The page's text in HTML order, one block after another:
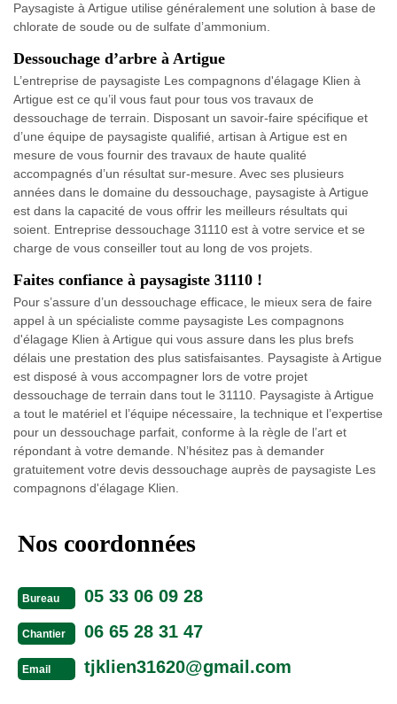
Paysagiste à Artigue utilise généralement une solution à base de
chlorate de soude ou de sulfate d’ammonium.
Dessouchage d’arbre à Artigue
L’entreprise de paysagiste Les compagnons d'élagage Klien à
Artigue est ce qu’il vous faut pour tous vos travaux de
dessouchage de terrain. Disposant un savoir-faire spécifique et
d’une équipe de paysagiste qualifié, artisan à Artigue est en
mesure de vous fournir des travaux de haute qualité
accompagnés d’un résultat sur-mesure. Avec ses plusieurs
années dans le domaine du dessouchage, paysagiste à Artigue
est dans la capacité de vous offrir les meilleurs résultats qui
soient. Entreprise dessouchage 31110 est à votre service et se
charge de vous conseiller tout au long de vos projets.
Faites confiance à paysagiste 31110 !
Pour s’assure d’un dessouchage efficace, le mieux sera de faire
appel à un spécialiste comme paysagiste Les compagnons
d'élagage Klien à Artigue qui vous assure dans les plus brefs
délais une prestation des plus satisfaisantes. Paysagiste à Artigue
est disposé à vous accompagner lors de votre projet
dessouchage de terrain dans tout le 31110. Paysagiste à Artigue
a tout le matériel et l’équipe nécessaire, la technique et l’expertise
pour un dessouchage parfait, conforme à la règle de l’art et
répondant à votre demande. N’hésitez pas à demander
gratuitement votre devis dessouchage auprès de paysagiste Les
compagnons d'élagage Klien.
Nos coordonnées
Bureau 05 33 06 09 28
Chantier 06 65 28 31 47
Email tjklien31620@gmail.com